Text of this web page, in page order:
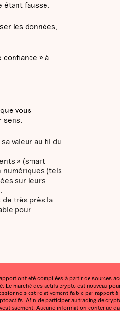
fausse.
les données,
confiance » à
vous
valeur au fil du
» (smart
numériques (tels
sur leurs
de très près la
pour
ont été compilées à partir de sources
marché des actifs crypto est nouveau
est relativement faible par rapport
Afin de participer au trading de
Aucune information contenue